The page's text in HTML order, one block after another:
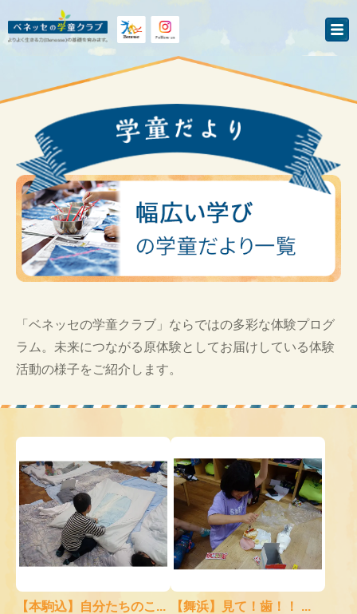
「ベネッセの学童クラブ」ならではの多彩な体験プログ
ラム。未来につながる原体験としてお届けしている体験
活動の様子をご紹介します。
【本駒込】自分たちのこ... 【舞浜】見て！歯！！ ...